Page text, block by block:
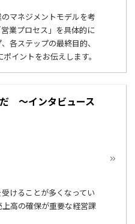
マネジメントモデルを考
業プロセス」を具体的に
各ステップの最終目的、
イントをお伝えします。
～インタビュース
けることが多くなってい
高の確保が重要な経営課